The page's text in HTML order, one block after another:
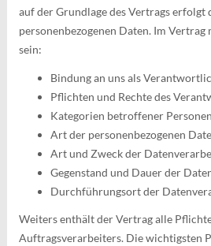
auf der Grundlage des Vertrags erfolgt
personenbezogenen Daten. Im Vertrag
sein:
Bindung an uns als
Pflichten und Rechte des
Kategorien betroffener Personen
Art der personenbezogenen
Art und Zweck der
Gegenstand und Dauer der
Durchführungsort der
Weiters enthält der Vertrag alle
Auftragsverarbeiters. Die wichtigsten